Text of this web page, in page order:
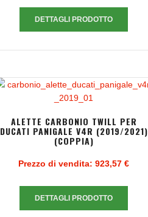
DETTAGLI PRODOTTO
ALETTE CARBONIO TWILL PER
DUCATI PANIGALE V4R (2019/2021)
(COPPIA)
Prezzo di vendita:923,57 €
DETTAGLI PRODOTTO